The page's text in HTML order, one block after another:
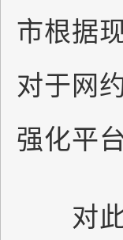
市根据
对于网
强化平
对此